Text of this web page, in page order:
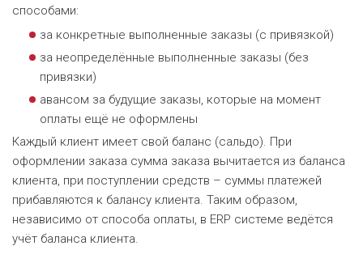
способами:
за конкретные выполненные заказы (с привязкой)
за неопределённые выполненные заказы (без
привязки)
авансом за будущие заказы, которые на момент
оплаты ещё не оформлены
Каждый клиент имеет свой баланс (сальдо). При
оформлении заказа сумма заказа вычитается из баланса
клиента, при поступлении средств – суммы платежей
прибавляются к балансу клиента. Таким образом,
независимо от способа оплаты, в ERP системе ведётся
учёт баланса клиента.